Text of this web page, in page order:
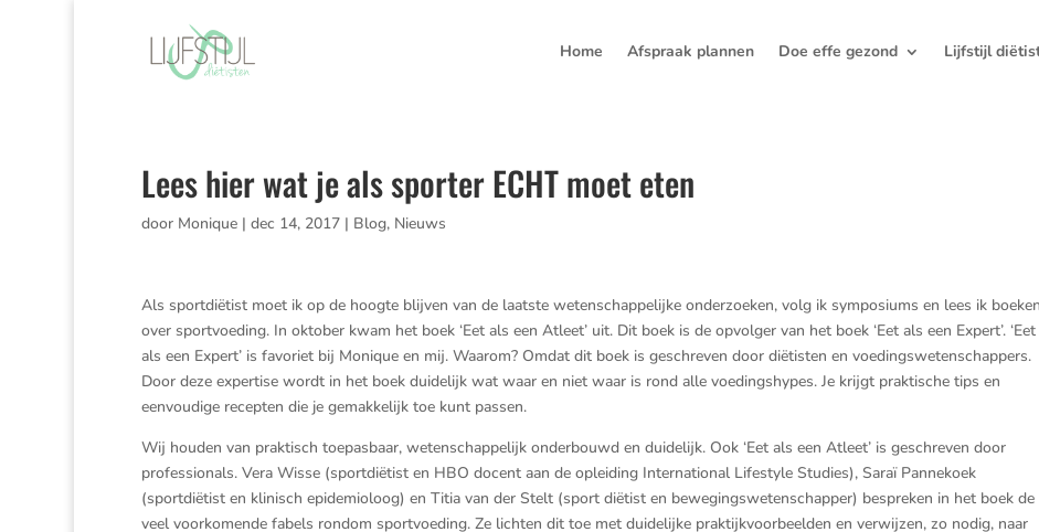
Home Afspraak plannen Doe effe gezond Lijfstijl
Lees hier wat je als sporter ECHT moet eten
door Monique| dec 14, 2017| Blog, Nieuws
Als sportdiëtist moet ik op de hoogte blijven van de laatste wetenschappelijke onderzoeken, volg ik symposiums en lees ik boeken
over sportvoeding. In oktober kwam het boek ‘Eet als een Atleet’ uit. Dit boek is de opvolger van het boek ‘Eet als een Expert’. ‘Eet
als een Expert’ is favoriet bij Monique en mij. Waarom? Omdat dit boek is geschreven door diëtisten en voedingswetenschappers.
Door deze expertise wordt in het boek duidelijk wat waar en niet waar is rond alle voedingshypes. Je krijgt praktische tips en
eenvoudige recepten die je gemakkelijk toe kunt passen.
Wij houden van praktisch toepasbaar, wetenschappelijk onderbouwd en duidelijk. Ook ‘Eet als een Atleet’ is geschreven door
professionals. Vera Wisse (sportdiëtist en HBO docent aan de opleiding International Lifestyle Studies), Saraï Pannekoek
(sportdiëtist en klinisch epidemioloog) en Titia van der Stelt (sport diëtist en bewegingswetenschapper) bespreken in het boek de
veel voorkomende fabels rondom sportvoeding. Ze lichten dit toe met duidelijke praktijkvoorbeelden en verwijzen, zo nodig, naar